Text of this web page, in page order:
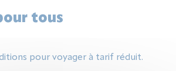
tous
pour voyager à tarif réduit.